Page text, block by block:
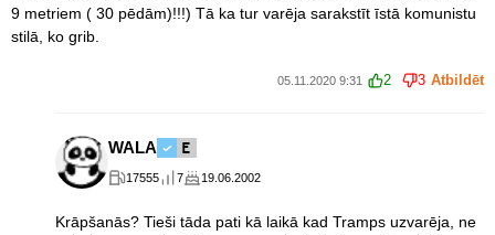
9 metriem ( 30 pēdām)!!!) Tā ka tur varēja sarakstīt īstā komunistu
stilā, ko grib.
05.11.2020 9:31 2 3 Atbildēt
WALA
17555 7 19.06.2002
Krāpšanās? Tieši tāda pati kā laikā kad Tramps uzvarēja, ne